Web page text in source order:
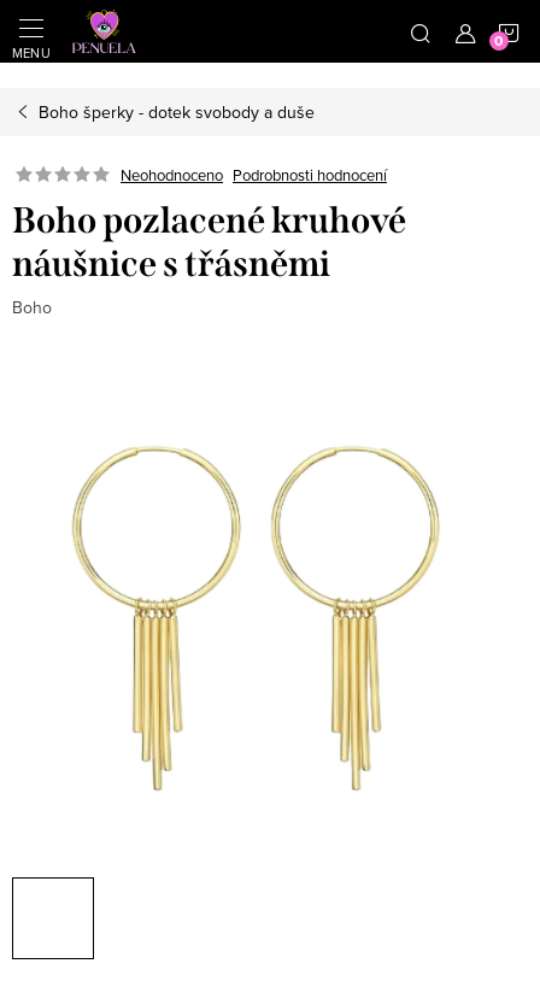
https://cz.pinterest.com/shoppenuela/
Přejít na obsah
Boho šperky - dotek svobody a duše
Neohodnoceno Podrobnosti hodnocení
Boho pozlacené kruhové
náušnice s třásněmi
Boho